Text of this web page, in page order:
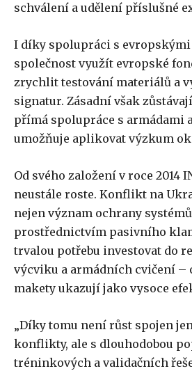
schválení a udělení příslušné
I díky spolupráci s
společnost využít evropské
zrychlit testování materiálů a
signatur. Zásadní však
přímá spolupráce s armádami
umožňuje aplikovat výzkum
Od svého založení v roce 2014
neustále roste. Konflikt na
nejen význam ochrany
prostřednictvím pasivního
trvalou potřebu investovat do
výcviku a armádních cvičení –
makety ukazují jako vysoce
„Díky tomu není růst spojen
konflikty, ale s dlouhodobou
tréninkových a validačních